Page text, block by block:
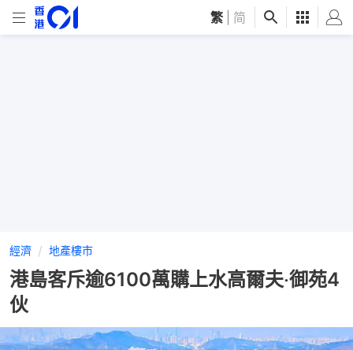
繁 简
經濟 地產樓市
港島客斥逾6100萬購上水高爾夫‧御苑4
伙